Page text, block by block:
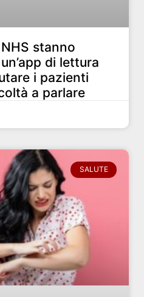
stanno
di lettura
i pazienti
a parlare
SALUTE